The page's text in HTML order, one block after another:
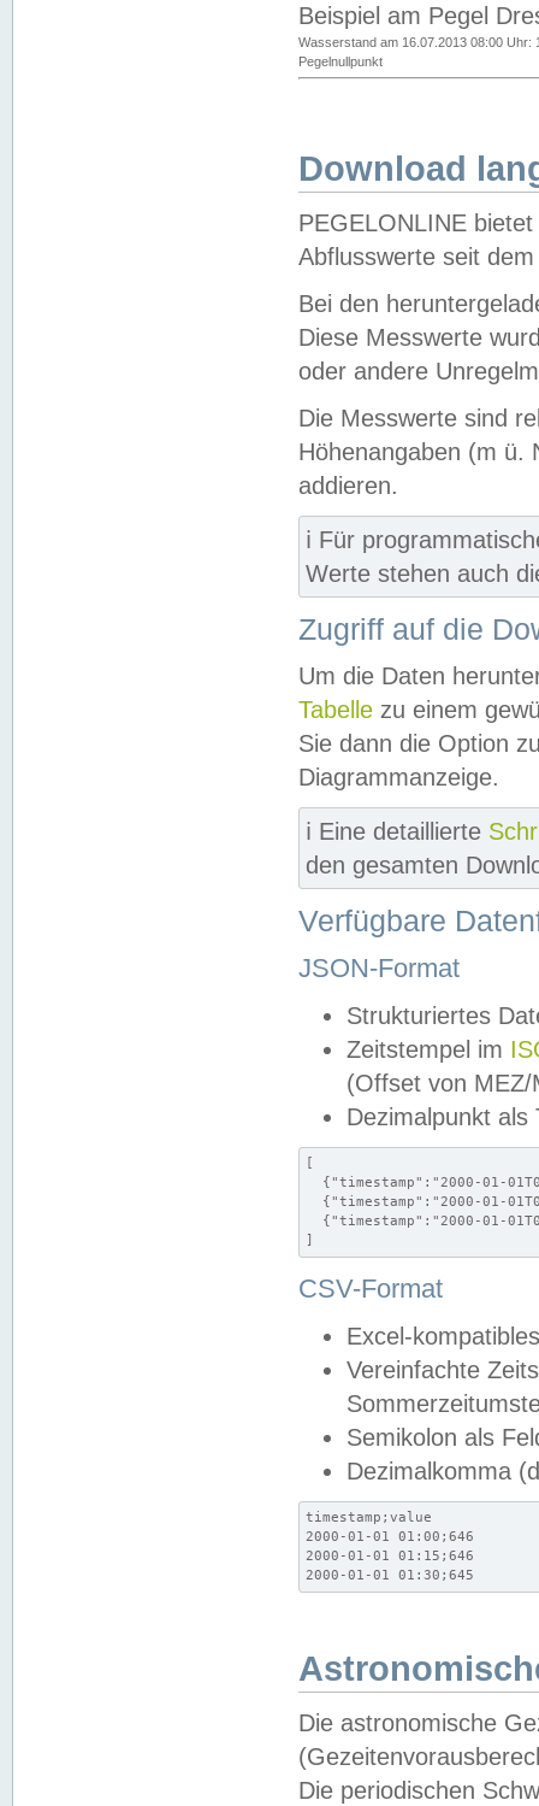
Beispiel am Pegel
Wasserstand am 16.07.2013 08:00 Uhr:
Pegelnullpunkt
Download
PEGELONLINE
Abflusswerte seit
Bei den
Diese Messwerte
oder andere
Die Messwerte sind
Höhenangaben (m ü.
addieren.
ℹ️ Für
Werte stehen auch
Zugriff auf die
Um die Daten
Tabelle zu einem
Sie dann die Option
Diagrammanzeige.
ℹ️ Eine detaillierte
den gesamten
Verfügbare
JSON-Format
Strukturiertes
Zeitstempel im
(Offset von MEZ/
Dezimalpunkt als
[
{"timestamp":"2000-01-
{"timestamp":"2000-01-
{"timestamp":"2000-01-
]
CSV-Format
Excel-
Vereinfachte
Semikolon als
Dezimalkomma
timestamp;value
2000-01-01 01:00;646
2000-01-01 01:15;646
2000-01-01 01:30;645
Die astronomische
Die periodischen